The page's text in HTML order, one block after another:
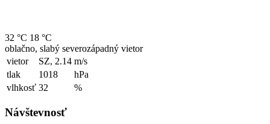
32 °C 18 °C
oblačno, slabý severozápadný vietor
vietor
SZ, 2.14 m/s
tlak
1018
hPa
vlhkosť 32 %
Návštevnosť